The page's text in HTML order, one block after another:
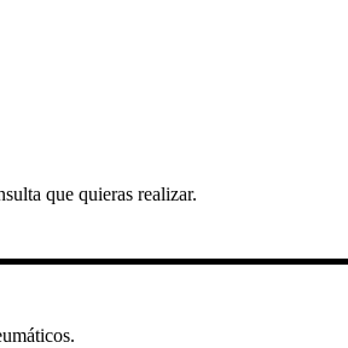
que quieras realizar.